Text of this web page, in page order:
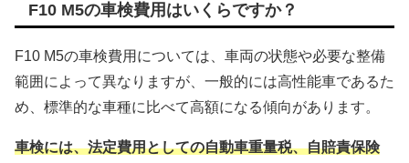
F10 M5の車検費用はいくらですか？
F10 M5の車検費用については、車両の状態や必要な整備
範囲によって異なりますが、一般的には高性能車であるた
め、標準的な車種に比べて高額になる傾向があります。
車検には、法定費用としての自動車重量税、自賠責保険